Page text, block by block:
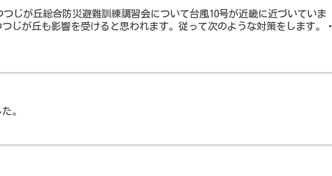
じが丘総合防災避難訓練講習会について台風10号が近畿に近づいていま
じが丘も影響を受けると思われます。従って次のような対策をします。・
。